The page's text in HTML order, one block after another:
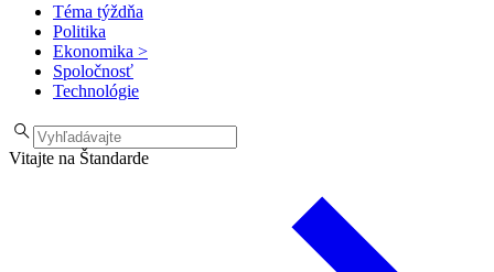
Téma týždňa
Politika
Ekonomika >
Spoločnosť
Technológie
Vitajte na Štandarde